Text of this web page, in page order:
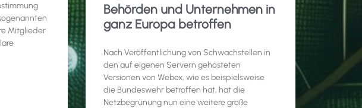
Mitglieder
Behörden und Unternehmen in
ganz Europa betroffen
Nach Veröffentlichung von Schwachstellen in
den auf eigenen Servern gehosteten
Versionen von Webex, wie es beispielsweise
die Bundeswehr betroffen hat, hat die
Netzbegrünung nun eine weitere große